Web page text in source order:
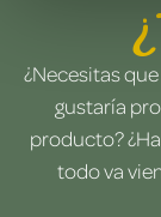
¿Necesitas
gustaría
producto?
todo va